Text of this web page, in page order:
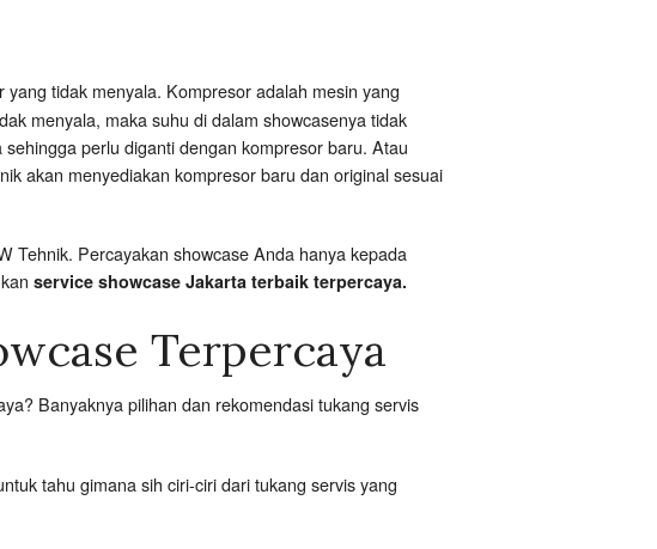
tidak menyala. Kompresor adalah mesin yang
menyala, maka suhu di dalam showcasenya tidak
perlu diganti dengan kompresor baru. Atau
akan menyediakan kompresor baru dan original sesuai
Tehnik. Percayakan showcase Anda hanya kepada
service showcase Jakarta terbaik terpercaya.
Terpercaya
Banyaknya pilihan dan rekomendasi tukang servis
tahu gimana sih ciri-ciri dari tukang servis yang